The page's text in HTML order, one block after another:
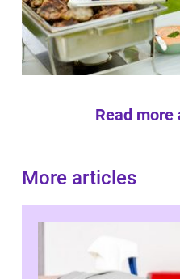
Read
More articles